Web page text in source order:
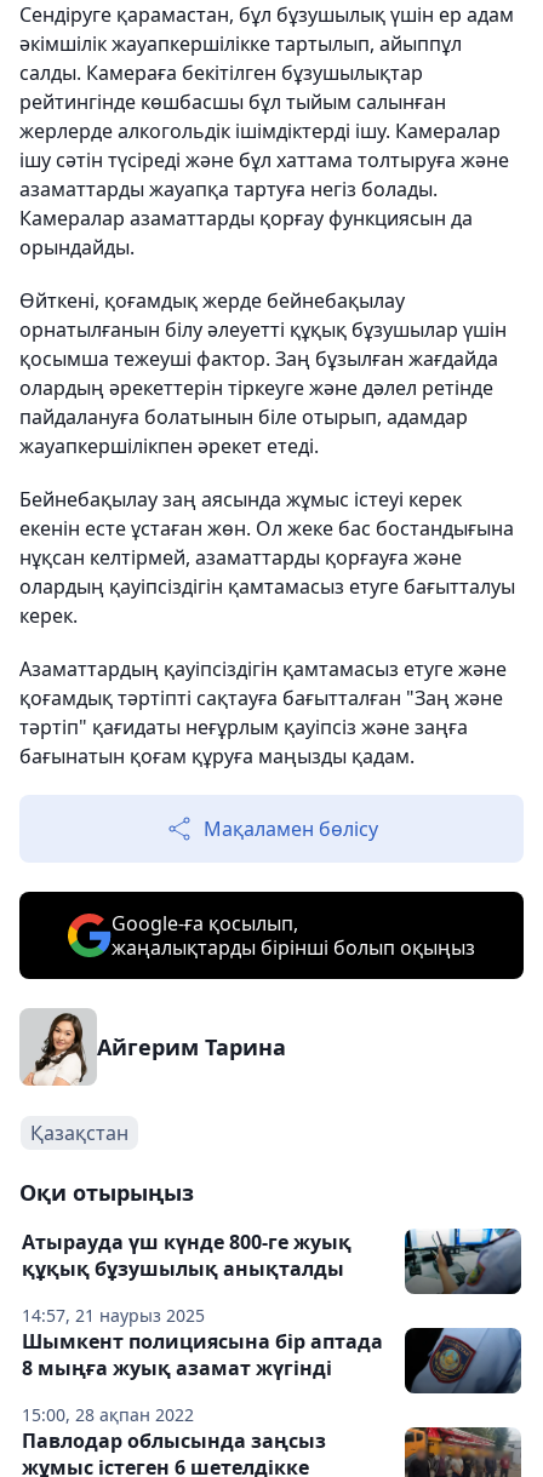
Сендіруге қарамастан, бұл бұзушылық үшін ер адам
әкімшілік жауапкершілікке тартылып, айыппұл
салды. Камераға бекітілген бұзушылықтар
рейтингінде көшбасшы бұл тыйым салынған
жерлерде алкогольдік ішімдіктерді ішу. Камералар
ішу сәтін түсіреді және бұл хаттама толтыруға және
азаматтарды жауапқа тартуға негіз болады.
Камералар азаматтарды қорғау функциясын да
орындайды.
Өйткені, қоғамдық жерде бейнебақылау
орнатылғанын білу әлеуетті құқық бұзушылар үшін
қосымша тежеуші фактор. Заң бұзылған жағдайда
олардың әрекеттерін тіркеуге және дәлел ретінде
пайдалануға болатынын біле отырып, адамдар
жауапкершілікпен әрекет етеді.
Бейнебақылау заң аясында жұмыс істеуі керек
екенін есте ұстаған жөн. Ол жеке бас бостандығына
нұқсан келтірмей, азаматтарды қорғауға және
олардың қауіпсіздігін қамтамасыз етуге бағытталуы
керек.
Азаматтардың қауіпсіздігін қамтамасыз етуге және
қоғамдық тәртіпті сақтауға бағытталған "Заң және
тәртіп" қағидаты неғұрлым қауіпсіз және заңға
бағынатын қоғам құруға маңызды қадам.
Мақаламен бөлісу
Google-ға қосылып,
жаңалықтарды бірінші болып оқыңыз
Айгерим Тарина
Қазақстан
Оқи отырыңыз
14:57, 21 наурыз 2025
Атырауда үш күнде 800-ге жуық
құқық бұзушылық анықталды
15:00, 28 ақпан 2022
Шымкент полициясына бір аптада
8 мыңға жуық азамат жүгінді
Павлодар облысында заңсыз
жұмыс істеген 6 шетелдікке